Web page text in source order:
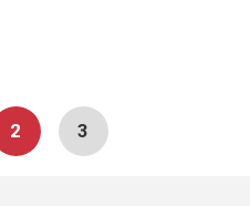
2 3